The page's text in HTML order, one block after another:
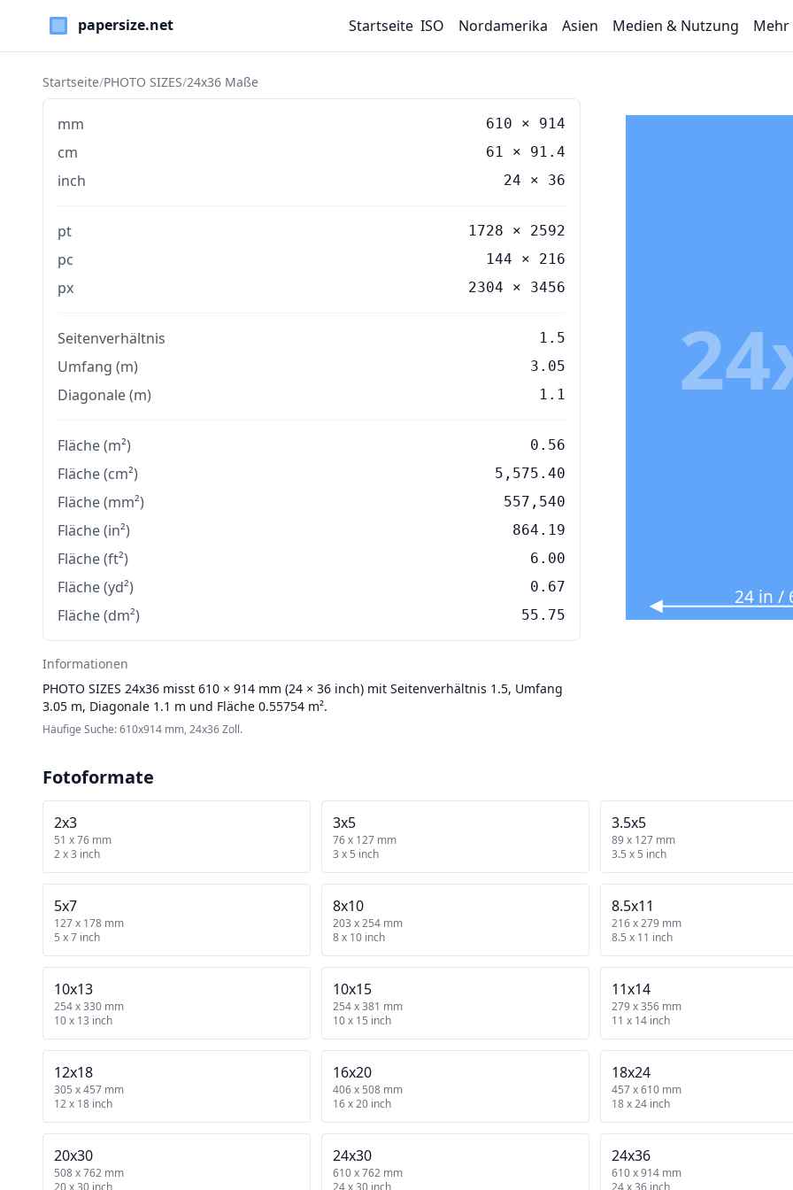
Paper Sizes Startseite ISO Nordamerika Asien Medien & Nutzung Mehr
Startseite/PHOTO SIZES/24x36 Maße
mm 610 × 914
cm 61 × 91.4
inch 24 × 36
pt 1728 × 2592
pc 144 × 216
px 2304 × 3456
Seitenverhältnis 1.5
Umfang (m) 3.05
Diagonale (m) 1.1
Fläche (m²) 0.56
Fläche (cm²) 5,575.40
Fläche (mm²) 557,540
Fläche (in²) 864.19
Fläche (ft²) 6.00
Fläche (yd²) 0.67
Fläche (dm²) 55.75
Informationen
PHOTO SIZES 24x36 misst 610 × 914 mm (24 × 36 inch) mit Seitenverhältnis 1.5, Umfang
3.05 m, Diagonale 1.1 m und Fläche 0.55754 m².
Häufige Suche: 610x914 mm, 24x36 Zoll.
24 in /
Fotoformate
2x3
51 x 76 mm
2 x 3 inch
3x5
76 x 127 mm
3 x 5 inch
3.5x5
89 x 127 mm
3.5 x 5 inch
5x7
127 x 178 mm
5 x 7 inch
8x10
203 x 254 mm
8 x 10 inch
8.5x11
216 x 279 mm
8.5 x 11 inch
10x13
254 x 330 mm
10 x 13 inch
10x15
254 x 381 mm
10 x 15 inch
11x14
279 x 356 mm
11 x 14 inch
12x18
305 x 457 mm
12 x 18 inch
16x20
406 x 508 mm
16 x 20 inch
18x24
457 x 610 mm
18 x 24 inch
20x30
508 x 762 mm
20 x 30 inch
24x30
610 x 762 mm
24 x 30 inch
24x36
610 x 914 mm
24 x 36 inch